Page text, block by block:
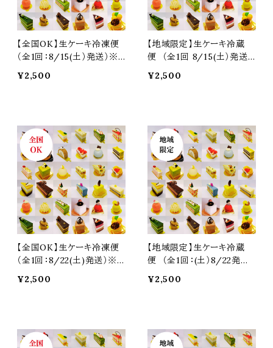
【全国OK】生ケーキ冷凍便
（全1回：8/15(土）発送）※
い
¥2,500
【地域限定】生ケーキ冷蔵
便 （全1回 8/15(土）発送）
さい
¥2,500
【全国OK】生ケーキ冷凍便
（全1回：8/22(土)発送）※
い
¥2,500
【地域限定】生ケーキ冷蔵
便 （全1回：(土）8/22発送）
さい
¥2,500